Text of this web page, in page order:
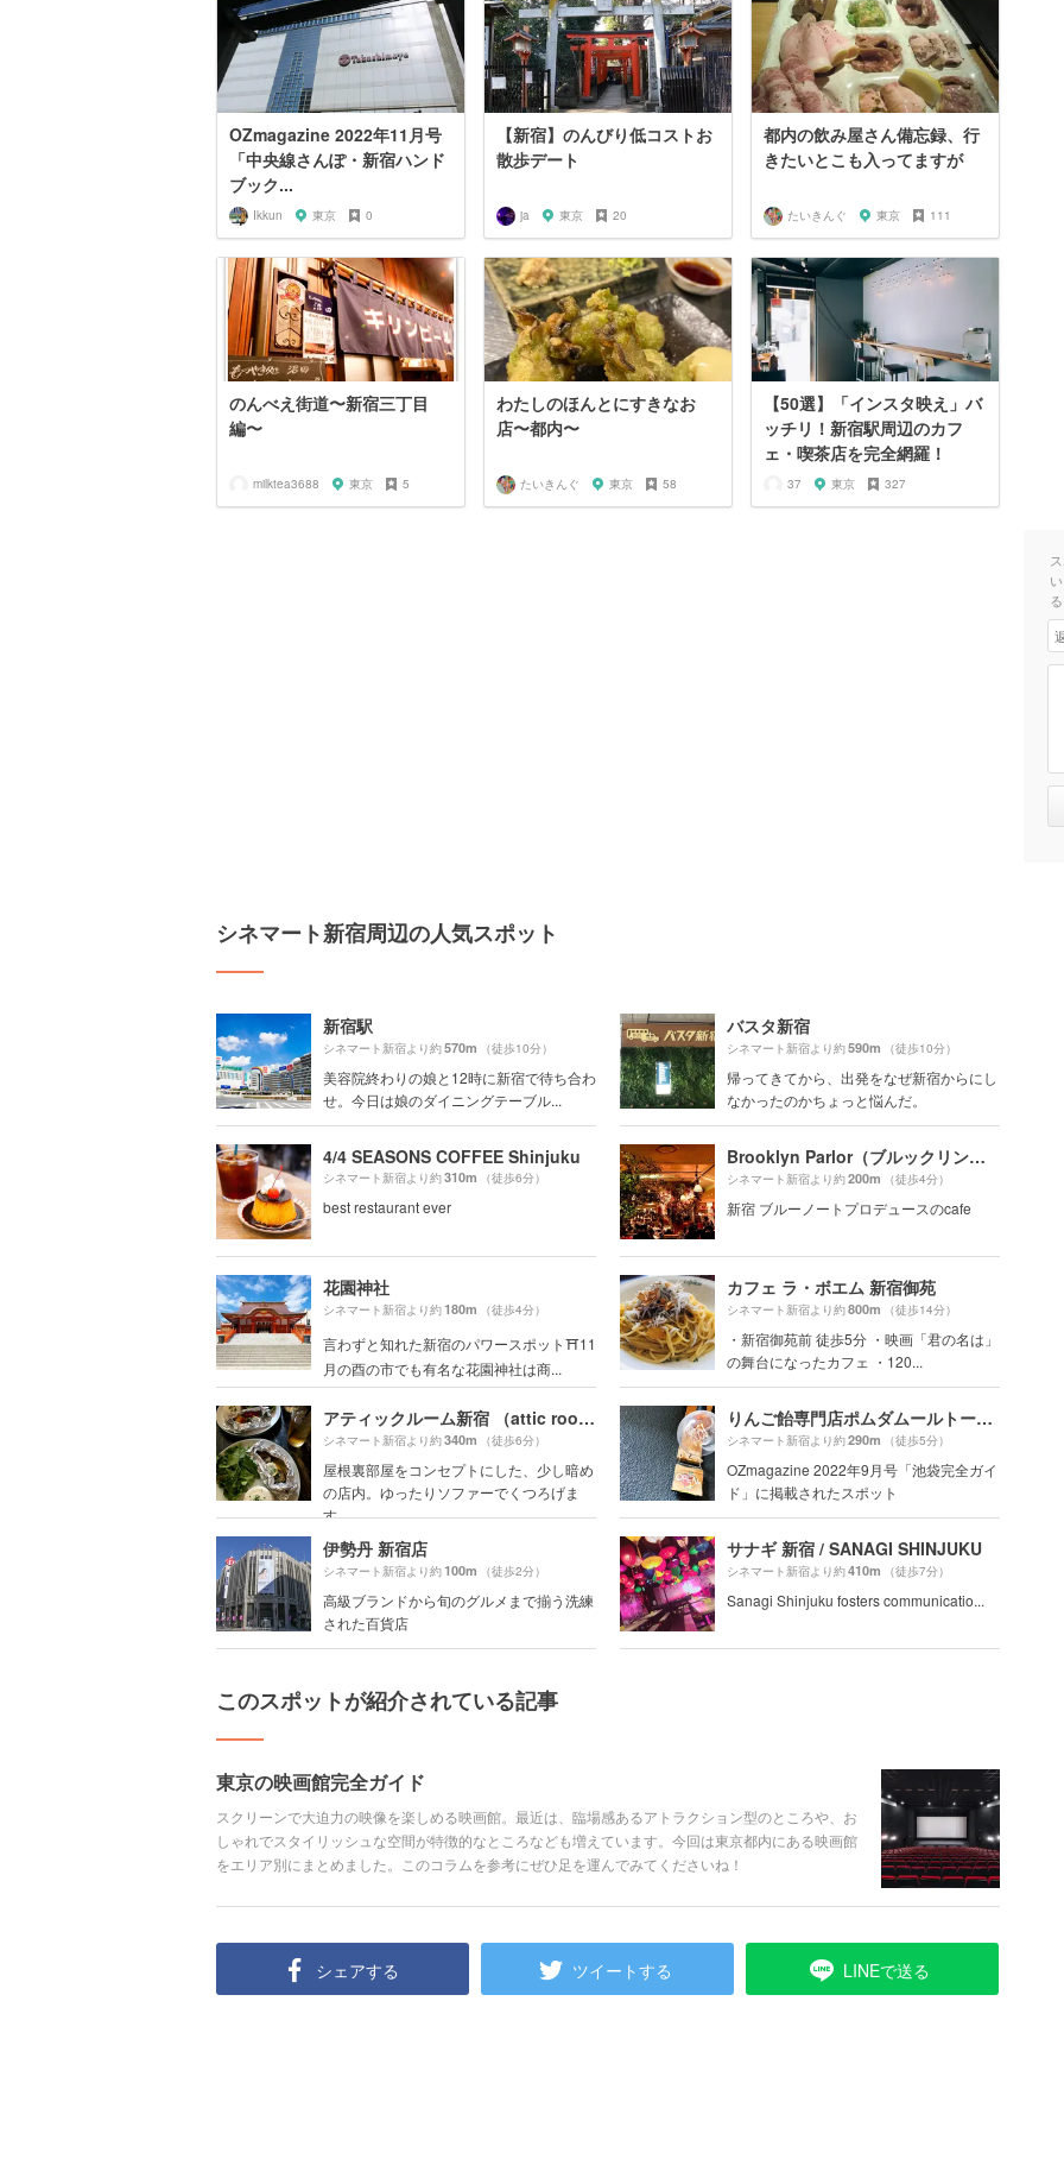
OZmagazine 2022年11月号
「中央線さんぽ・新宿ハンド
ブック...
Ikkun 東京 0
【新宿】のんびり低コストお
散歩デート
ja 東京 20
都内の飲み屋さん備忘録、行
きたいとこも入ってますが
たいきんぐ 東京 111
のんべえ街道〜新宿三丁目
編〜
milktea3688 東京 5
わたしのほんとにすきなお
店〜都内〜
たいきんぐ 東京 58
【50選】「インスタ映え」バ
ッチリ！新宿駅周辺のカフ
ェ・喫茶店を完全網羅！
37 東京 327
シネマート新宿周辺の人気スポット
新宿駅
シネマート新宿より約570m （徒歩10分）
美容院終わりの娘と12時に新宿で待ち合わ
せ。今日は娘のダイニングテーブル...
バスタ新宿
シネマート新宿より約590m （徒歩10分）
帰ってきてから、出発をなぜ新宿からにし
なかったのかちょっと悩んだ。
4/4 SEASONS COFFEE Shinjuku
シネマート新宿より約310m （徒歩6分）
best restaurant ever
Brooklyn Parlor（ブルックリンパーラー）
シネマート新宿より約200m （徒歩4分）
新宿 ブルーノートプロデュースのcafe
花園神社
シネマート新宿より約180m （徒歩4分）
言わずと知れた新宿のパワースポット⛩11
月の酉の市でも有名な花園神社は商...
カフェ ラ・ボエム 新宿御苑
シネマート新宿より約800m （徒歩14分）
・新宿御苑前 徒歩5分 ・映画「君の名は」
の舞台になったカフェ ・120...
アティックルーム新宿 （attic room SHINJUKU）
シネマート新宿より約340m （徒歩6分）
屋根裏部屋をコンセプトにした、少し暗め
の店内。ゆったりソファーでくつろげま
す。
りんご飴専門店ポムダムールトーキョー
シネマート新宿より約290m （徒歩5分）
OZmagazine 2022年9月号「池袋完全ガイ
ド」に掲載されたスポット
伊勢丹 新宿店
シネマート新宿より約100m （徒歩2分）
高級ブランドから旬のグルメまで揃う洗練
された百貨店
サナギ 新宿 / SANAGI SHINJUKU
シネマート新宿より約410m （徒歩7分）
Sanagi Shinjuku fosters communicatio...
このスポットが紹介されている記事
東京の映画館完全ガイド
スクリーンで大迫力の映像を楽しめる映画館。最近は、臨場感あるアトラクション型のところや、お
しゃれでスタイリッシュな空間が特徴的なところなども増えています。今回は東京都内にある映画館
をエリア別にまとめました。このコラムを参考にぜひ足を運んでみてくださいね！
シェアする ツイートする LINEで送る